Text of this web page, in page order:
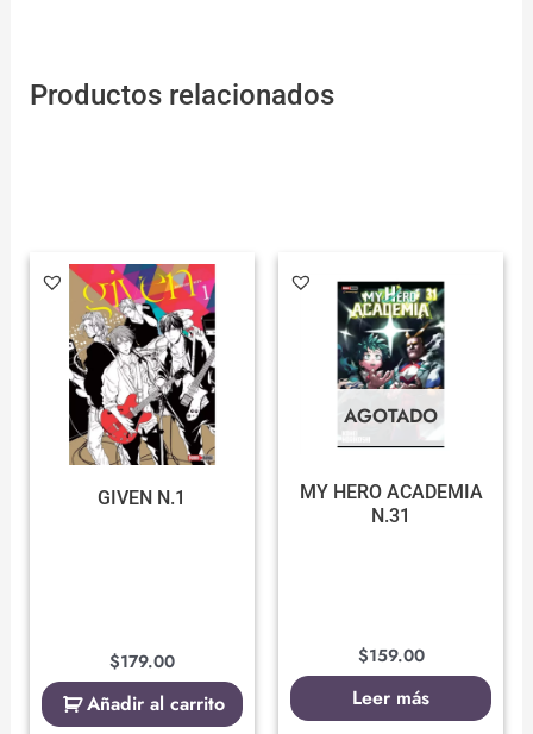
Productos relacionados
GIVEN N.1
$179.00
Añadir al carrito
AGOTADO
MY HERO ACADEMIA
N.31
$159.00
Leer más